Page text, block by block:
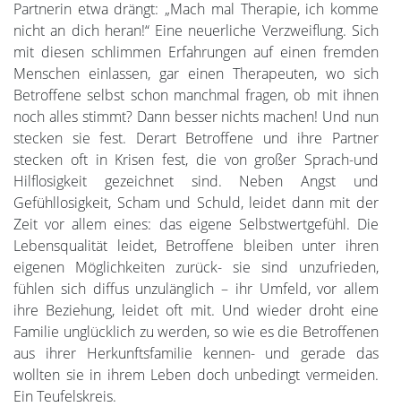
Partnerin etwa drängt: „Mach mal Therapie, ich komme
nicht an dich heran!“ Eine neuerliche Verzweiflung. Sich
mit diesen schlimmen Erfahrungen auf einen fremden
Menschen einlassen, gar einen Therapeuten, wo sich
Betroffene selbst schon manchmal fragen, ob mit ihnen
noch alles stimmt? Dann besser nichts machen! Und nun
stecken sie fest. Derart Betroffene und ihre Partner
stecken oft in Krisen fest, die von großer Sprach-und
Hilflosigkeit gezeichnet sind. Neben Angst und
Gefühllosigkeit, Scham und Schuld, leidet dann mit der
Zeit vor allem eines: das eigene Selbstwertgefühl. Die
Lebensqualität leidet, Betroffene bleiben unter ihren
eigenen Möglichkeiten zurück- sie sind unzufrieden,
fühlen sich diffus unzulänglich – ihr Umfeld, vor allem
ihre Beziehung, leidet oft mit. Und wieder droht eine
Familie unglücklich zu werden, so wie es die Betroffenen
aus ihrer Herkunftsfamilie kennen- und gerade das
wollten sie in ihrem Leben doch unbedingt vermeiden.
Ein Teufelskreis.